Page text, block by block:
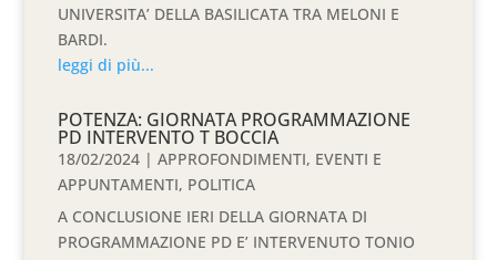
UNIVERSITA’ DELLA BASILICATA TRA MELONI E
BARDI.
leggi di più...
POTENZA: GIORNATA PROGRAMMAZIONE
PD INTERVENTO T BOCCIA
18/02/2024 |APPROFONDIMENTI, EVENTI E
APPUNTAMENTI, POLITICA
A CONCLUSIONE IERI DELLA GIORNATA DI
PROGRAMMAZIONE PD E’ INTERVENUTO TONIO